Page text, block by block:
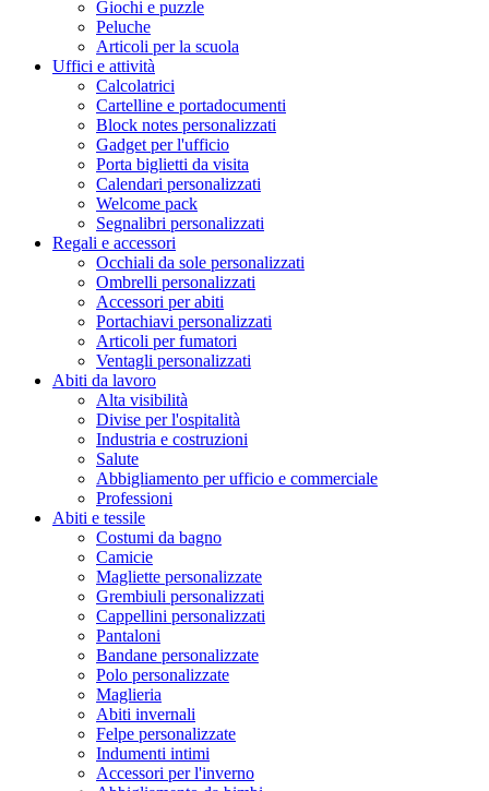
Giochi e puzzle
Peluche
Articoli per la scuola
Uffici e attività
Calcolatrici
Cartelline e portadocumenti
Block notes personalizzati
Gadget per l'ufficio
Porta biglietti da visita
Calendari personalizzati
Welcome pack
Segnalibri personalizzati
Regali e accessori
Occhiali da sole personalizzati
Ombrelli personalizzati
Accessori per abiti
Portachiavi personalizzati
Articoli per fumatori
Ventagli personalizzati
Abiti da lavoro
Alta visibilità
Divise per l'ospitalità
Industria e costruzioni
Salute
Abbigliamento per ufficio e commerciale
Professioni
Abiti e tessile
Costumi da bagno
Camicie
Magliette personalizzate
Grembiuli personalizzati
Cappellini personalizzati
Pantaloni
Bandane personalizzate
Polo personalizzate
Maglieria
Abiti invernali
Felpe personalizzate
Indumenti intimi
Accessori per l'inverno